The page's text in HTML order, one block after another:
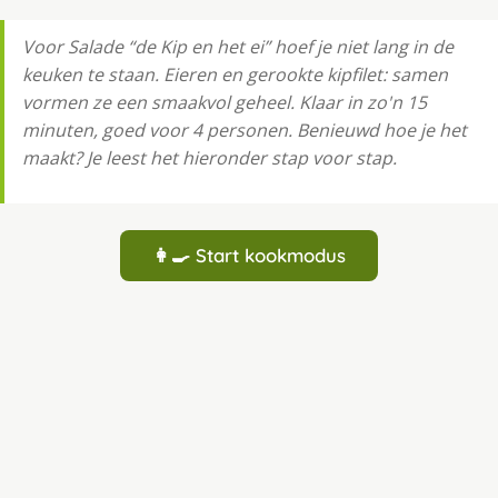
Voor Salade “de Kip en het ei” hoef je niet lang in de
keuken te staan. Eieren en gerookte kipfilet: samen
vormen ze een smaakvol geheel. Klaar in zo'n 15
minuten, goed voor 4 personen. Benieuwd hoe je het
maakt? Je leest het hieronder stap voor stap.
👩‍🍳 Start kookmodus